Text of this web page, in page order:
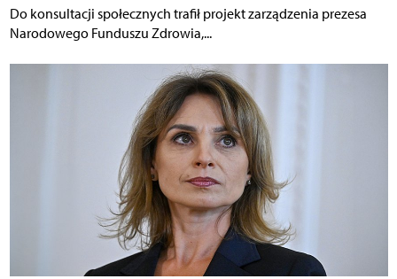
Do konsultacji społecznych trafił projekt zarządzenia prezesa
Narodowego Funduszu Zdrowia,...